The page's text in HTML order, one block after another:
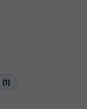
(1)